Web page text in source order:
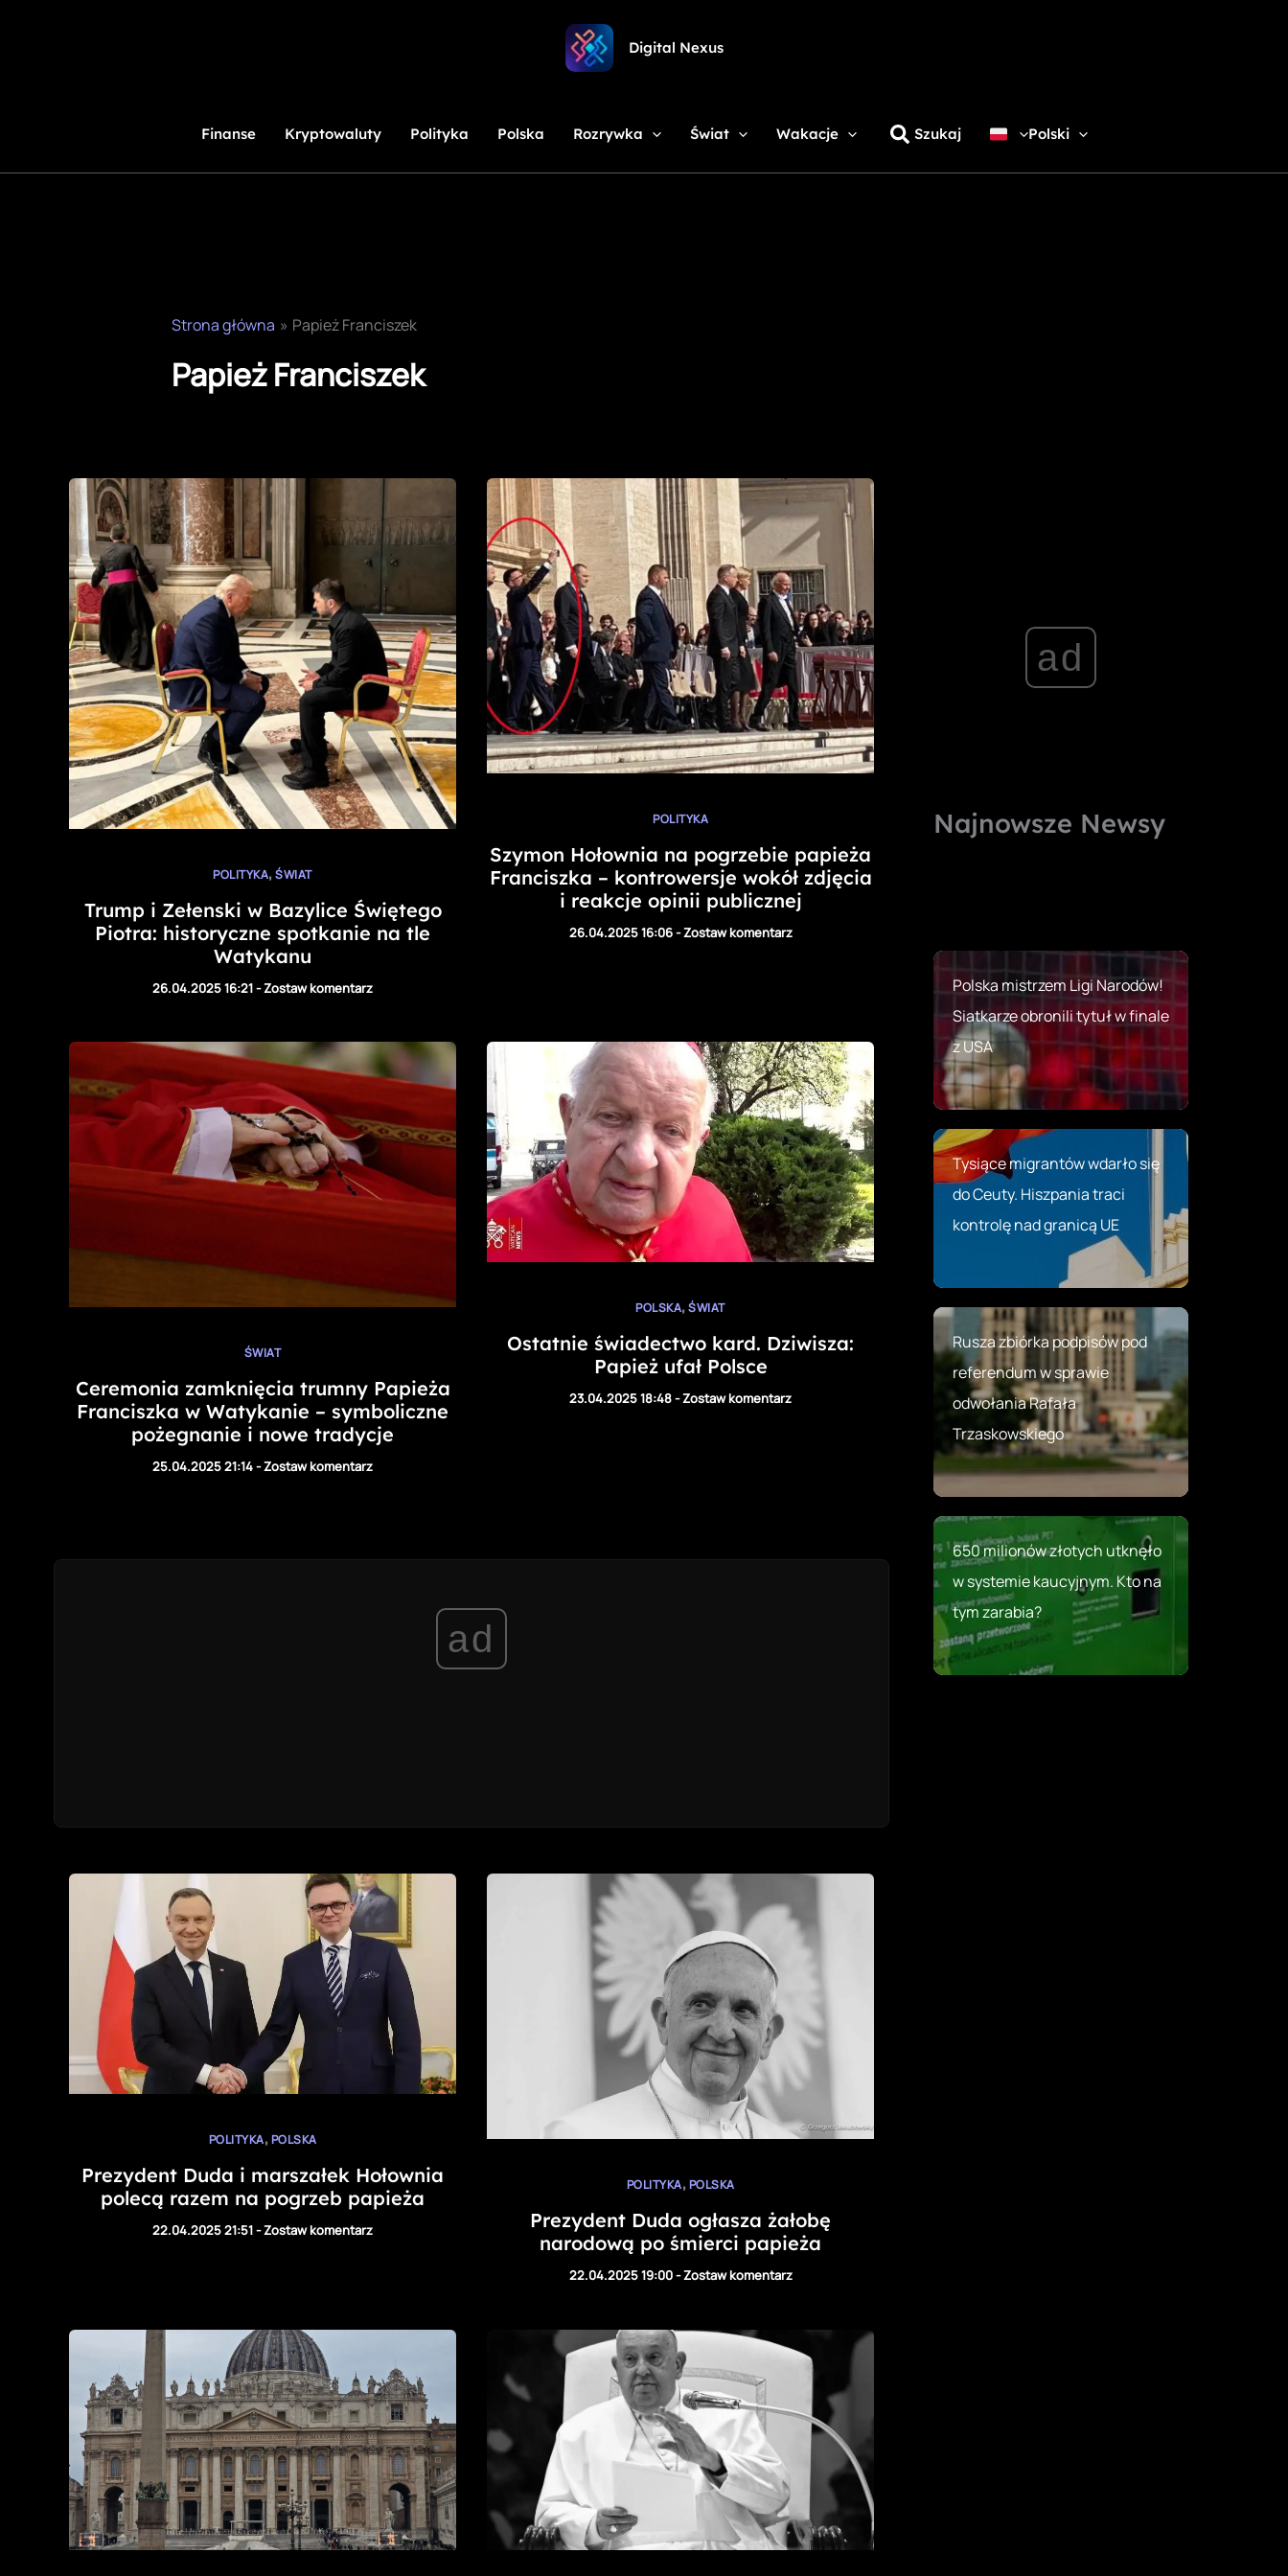
Digital Nexus
Finanse Kryptowaluty Polityka Polska Rozrywka Świat Wakacje Szukaj Polski
Strona główna Papież Franciszek
Papież Franciszek
POLITYKA,ŚWIAT
Trump i Zełenski w Bazylice Świętego
Piotra: historyczne spotkanie na tle
Watykanu
26.04.2025 16:21-Zostaw komentarz
POLITYKA
Szymon Hołownia na pogrzebie papieża
Franciszka – kontrowersje wokół zdjęcia
i reakcje opinii publicznej
26.04.2025 16:06-Zostaw komentarz
ŚWIAT
Ceremonia zamknięcia trumny Papieża
Franciszka w Watykanie – symboliczne
pożegnanie i nowe tradycje
25.04.2025 21:14-Zostaw komentarz
POLSKA,ŚWIAT
Ostatnie świadectwo kard. Dziwisza:
Papież ufał Polsce
23.04.2025 18:48-Zostaw komentarz
ad
POLITYKA,POLSKA
Prezydent Duda i marszałek Hołownia
polecą razem na pogrzeb papieża
22.04.2025 21:51-Zostaw komentarz
POLITYKA,POLSKA
Prezydent Duda ogłasza żałobę
narodową po śmierci papieża
22.04.2025 19:00-Zostaw komentarz
ad
Najnowsze Newsy
Polska mistrzem Ligi Narodów!
Siatkarze obronili tytuł w finale
z USA
Tysiące migrantów wdarło się
do Ceuty. Hiszpania traci
kontrolę nad granicą UE
Rusza zbiórka podpisów pod
referendum w sprawie
odwołania Rafała
Trzaskowskiego
650 milionów złotych utknęło
w systemie kaucyjnym. Kto na
tym zarabia?